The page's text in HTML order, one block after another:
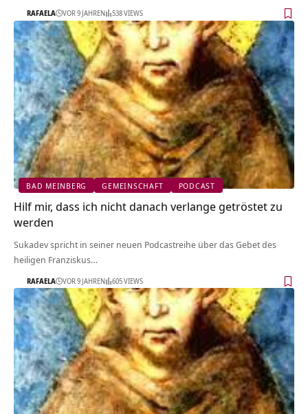
RAFAELA VOR 9 JAHREN 538 VIEWS
BAD MEINBERG GEMEINSCHAFT PODCAST
Hilf mir, dass ich nicht danach verlange getröstet zu
werden
Sukadev spricht in seiner neuen Podcastreihe über das Gebet des
heiligen Franziskus…
RAFAELA VOR 9 JAHREN 605 VIEWS